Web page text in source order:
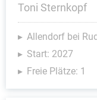
Toni Sternkopf
Allendorf bei
Start: 2027
Freie Plätze: 1